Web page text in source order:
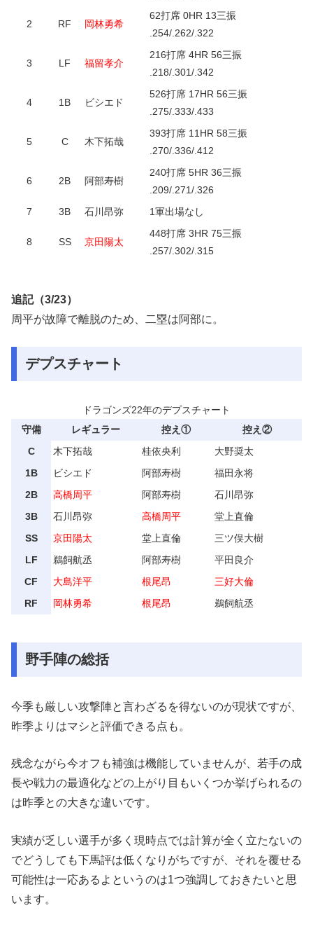
2 RF 岡林勇希
62打席 0HR 13三振
.254/.262/.322
3 LF 福留孝介
216打席 4HR 56三振
.218/.301/.342
4 1B ビシエド
526打席 17HR 56三振
.275/.333/.433
5 C 木下拓哉
393打席 11HR 58三振
.270/.336/.412
6 2B 阿部寿樹
240打席 5HR 36三振
.209/.271/.326
7
3B 石川昂弥 1軍出場なし
8 SS 京田陽太
448打席 3HR 75三振
.257/.302/.315
追記（3/23）
周平が故障で離脱のため、二塁は阿部に。
デプスチャート
ドラゴンズ22年のデプスチャート
守備
レギュラー 控え①
控え②
C
木下拓哉 桂依央利
大野奨太
1B
ビシエド 阿部寿樹
福田永将
2B
高橋周平 阿部寿樹
石川昂弥
3B
石川昂弥 高橋周平
堂上直倫
SS
京田陽太 堂上直倫
三ツ俣大樹
LF
鵜飼航丞 阿部寿樹
平田良介
CF
大島洋平 根尾昂
三好大倫
RF
岡林勇希 根尾昂 鵜飼航丞
野手陣の総括
今季も厳しい攻撃陣と言わざるを得ないのが現状ですが、
昨季よりはマシと評価できる点も。
残念ながら今オフも補強は機能していませんが、若手の成
長や戦力の最適化などの上がり目もいくつか挙げられるの
は昨季との大きな違いです。
実績が乏しい選手が多く現時点では計算が全く立たないの
でどうしても下馬評は低くなりがちですが、それを覆せる
可能性は一応あるよというのは1つ強調しておきたいと思
います。